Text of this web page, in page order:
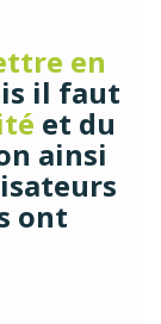
en
il faut
et du
ainsi
ont